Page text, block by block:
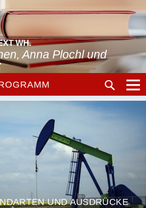
WH.
Anna Plochl und
UND AUSDRÜCKE